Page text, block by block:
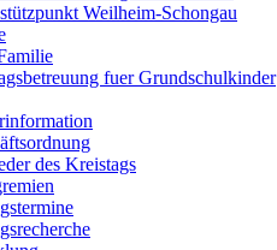
Weilheim-Schongau
fuer Grundschulkinder
des Kreistags